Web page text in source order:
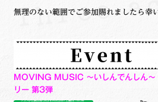
無理のない範囲でご参加賜れましたら幸
MOVING MUSIC ～いしんでんしん～
リー 第3弾